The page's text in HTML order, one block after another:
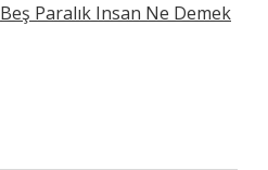
Beş Paralık Insan Ne Demek